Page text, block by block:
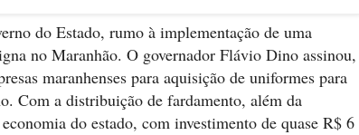
do Estado, rumo à implementação de uma
no Maranhão. O governador Flávio Dino assinou,
maranhenses para aquisição de uniformes para
Com a distribuição de fardamento, além da
do estado, com investimento de quase R$ 6